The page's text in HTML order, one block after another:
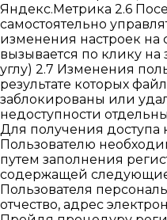
Яндекс.Метрика 2.6
самостоятельно
изменения настроек на
вызывается по клику
углу) 2.7 Изменения
результате которых
заблокированы или
недоступности
Для получения доступа
Пользователю
путем заполнения
содержащей
Пользователя
отчество, адрес